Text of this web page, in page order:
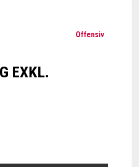
Offensiv
EXKL.